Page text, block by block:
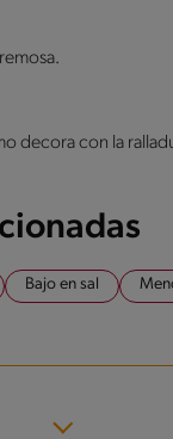
decora con la
Bajo en sal